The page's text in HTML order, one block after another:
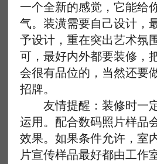
一个全新的感觉，它能给
气。装潢需要自己设计，
予设计，重在突出艺术氛
可，最好内外都要装修，
会很有品位的，当然还要
招牌。
友情提醒：装修时一
运用。配合数码照片样品
效果。如果条件允许，室
片宣传样品最好都由工作